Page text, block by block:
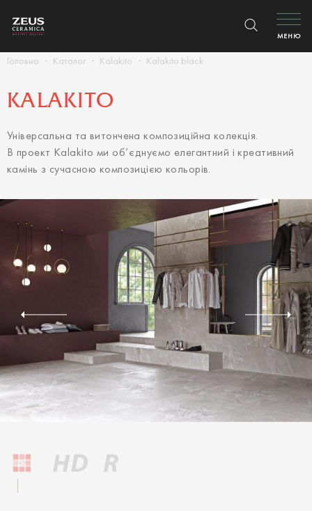
Головна Каталог Kalakito Kalakito black
МЕНЮ
KALAKITO
Універсальна та витончена композиційна колекція.
В проект Kalakito ми об’єднуємо елегантний і креативний
камінь з сучасною композицією кольорів.